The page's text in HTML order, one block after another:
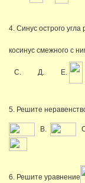
4. Синус острого угла
косинус смежного с
С. Д. Е.
5. Решите
В.
6. Решите уравнение